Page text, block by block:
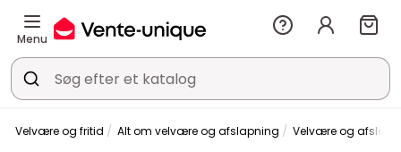
Menu
Velvære og fritid Alt om velvære og afslapning Velvære og